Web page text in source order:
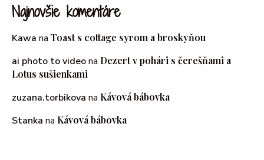
Najnovšie komentáre
Kawa na Toast s cottage syrom a broskyňou
ai photo to videona Dezert v pohári s čerešňami a
Lotus sušienkami
zuzana.torbikova na Kávová bábovka
Stanka na Kávová bábovka